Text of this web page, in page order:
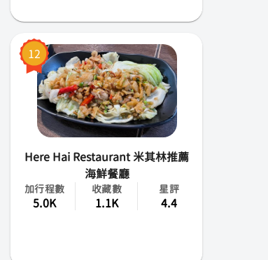
12
Here Hai Restaurant 米其林推薦
海鮮餐廳
加行程數
5.0K
收藏數
1.1K
星評
4.4